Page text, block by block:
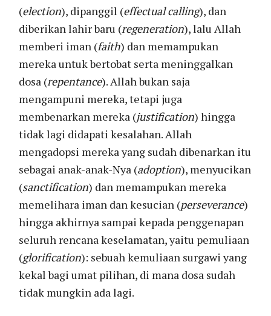
(election), dipanggil (effectual calling), dan
diberikan lahir baru (regeneration), lalu Allah
memberi iman (faith) dan memampukan
mereka untuk bertobat serta meninggalkan
dosa (repentance). Allah bukan saja
mengampuni mereka, tetapi juga
membenarkan mereka (justification) hingga
tidak lagi didapati kesalahan. Allah
mengadopsi mereka yang sudah dibenarkan itu
sebagai anak-anak-Nya (adoption), menyucikan
(sanctification) dan memampukan mereka
memelihara iman dan kesucian (perseverance)
hingga akhirnya sampai kepada penggenapan
seluruh rencana keselamatan, yaitu pemuliaan
(glorification): sebuah kemuliaan surgawi yang
kekal bagi umat pilihan, di mana dosa sudah
tidak mungkin ada lagi.